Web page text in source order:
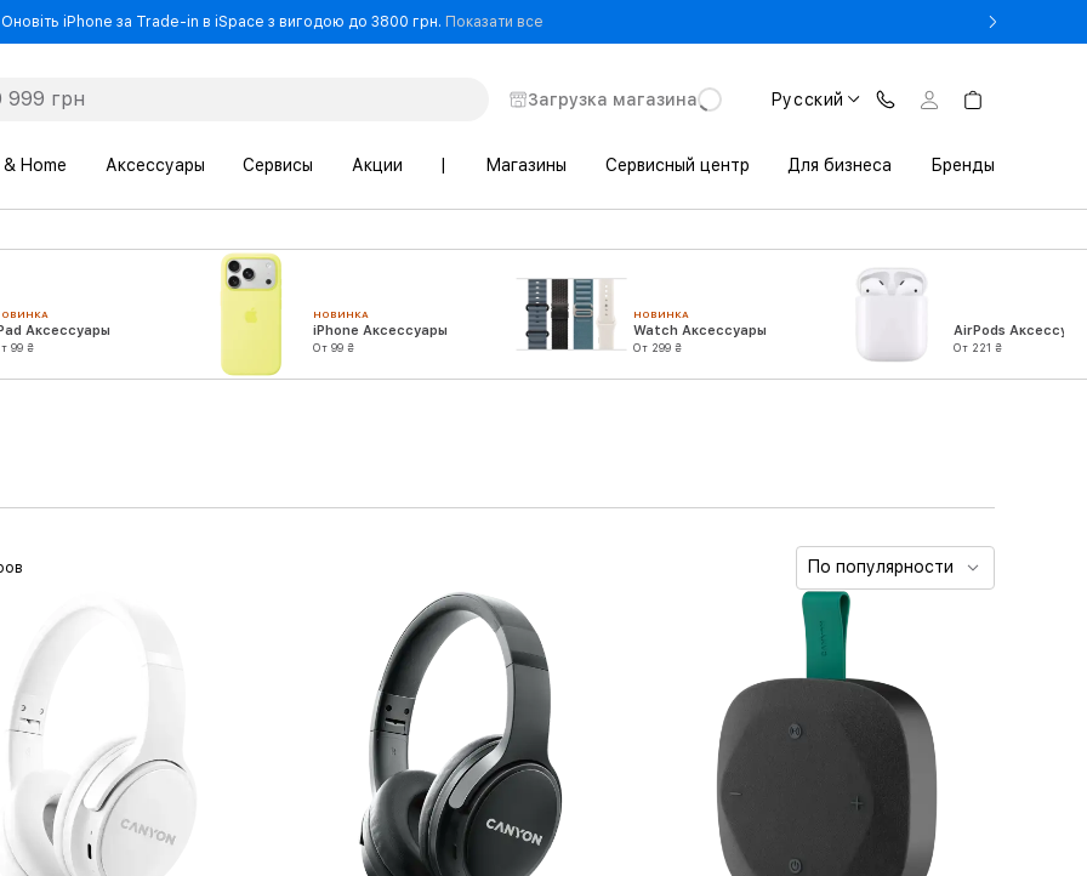
Оновіть iPhone за Trade-in в iSpace з вигодою до 3800 грн. Показати все- Оновіть iPhone за Trade-in в iSpace з вигодою до 3800 грн.
Загрузка магазина Русский
Home Аксессуары Сервисы Акции Магазины Сервисный центр Для бизнеса Бренды
Аксессуары
99 ₴
НОВИНКА
iPhone Аксессуары
От 99 ₴
НОВИНКА
Watch Аксессуары
От 299 ₴
AirPods
От 221 ₴
По популярности